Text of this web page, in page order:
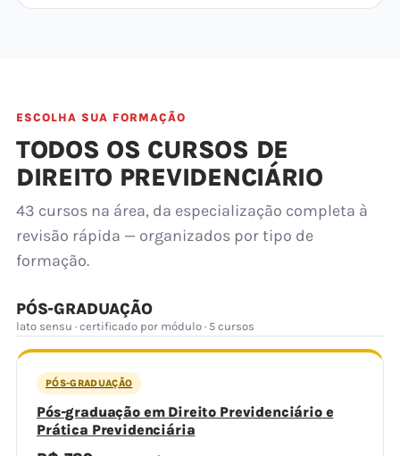
ESCOLHA SUA FORMAÇÃO
TODOS OS CURSOS DE
DIREITO PREVIDENCIÁRIO
43 cursos na área, da especialização completa à
revisão rápida — organizados por tipo de
formação.
PÓS-GRADUAÇÃO
lato sensu · certificado por módulo · 5 cursos
PÓS-GRADUAÇÃO
Pós-graduação em Direito Previdenciário e
Prática Previdenciária